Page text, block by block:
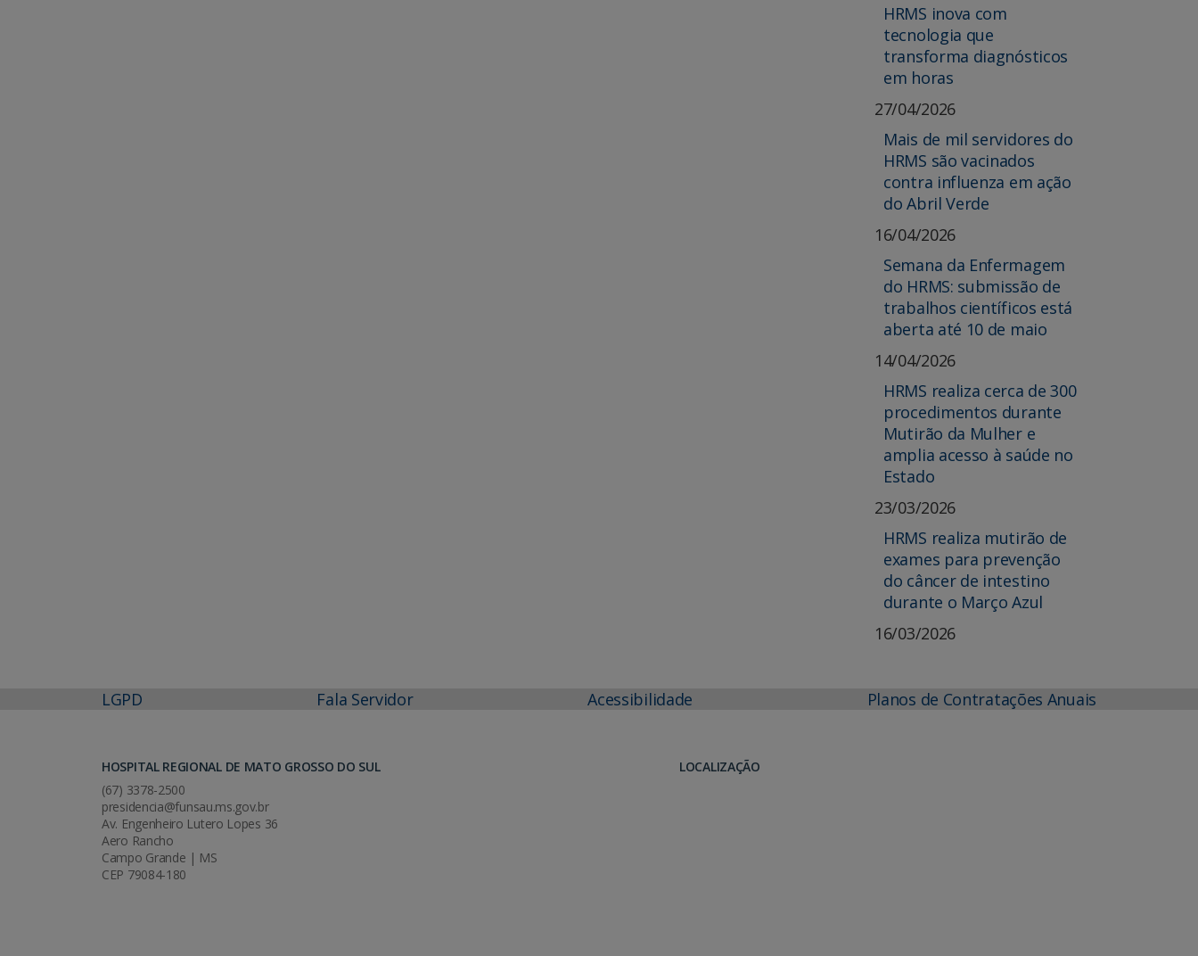
HRMS inova com
tecnologia que
transforma diagnósticos
em horas
27/04/2026
Mais de mil servidores do
HRMS são vacinados
contra influenza em ação
do Abril Verde
16/04/2026
Semana da Enfermagem
do HRMS: submissão de
trabalhos científicos está
aberta até 10 de maio
14/04/2026
HRMS realiza cerca de 300
procedimentos durante
Mutirão da Mulher e
amplia acesso à saúde no
Estado
23/03/2026
HRMS realiza mutirão de
exames para prevenção
do câncer de intestino
durante o Março Azul
16/03/2026
LGPD Fala Servidor Acessibilidade Planos de Contratações Anuais
HOSPITAL REGIONAL DE MATO GROSSO DO SUL
(67) 3378-2500
presidencia@funsau.ms.gov.br
Av. Engenheiro Lutero Lopes 36
Aero Rancho
Campo Grande | MS
CEP 79084-180
LOCALIZAÇÃO